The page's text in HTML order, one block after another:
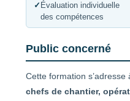
✓ Évaluation individuelle
des compétences
Public concerné
Cette formation s’adresse
chefs de chantier,